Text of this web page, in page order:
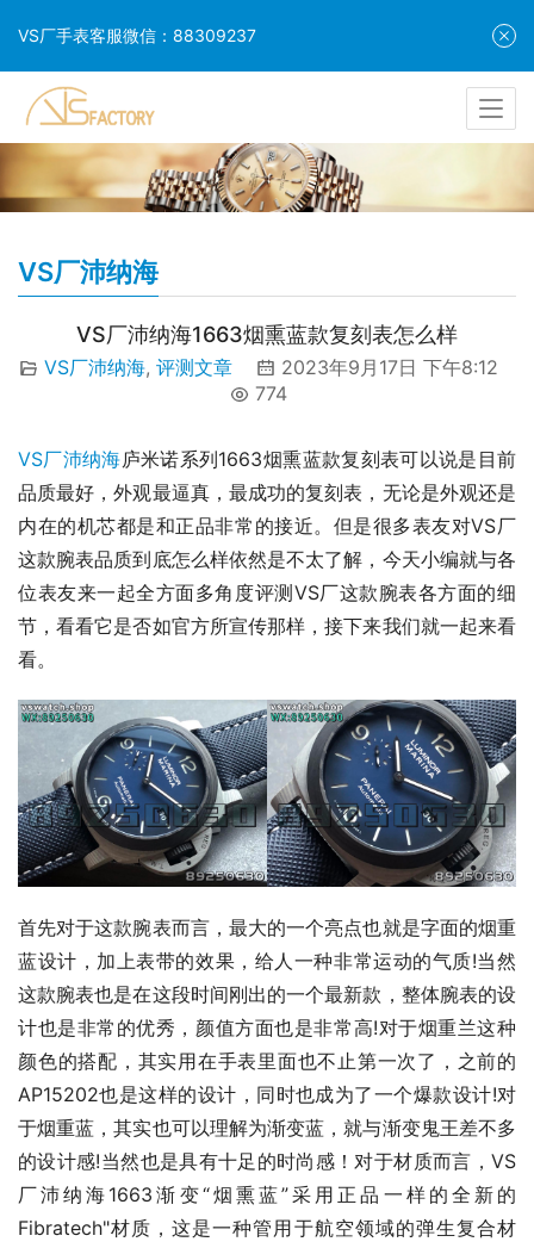
VS厂沛纳海
VS厂沛纳海1663烟熏蓝款复刻表怎么样
VS厂沛纳海, 评测文章
2023年9月17日 下午8:12
774
VS厂沛纳海庐米诺系列1663烟熏蓝款复刻表可以说是目前
品质最好，外观最逼真，最成功的复刻表，无论是外观还是
内在的机芯都是和正品非常的接近。但是很多表友对VS厂
这款腕表品质到底怎么样依然是不太了解，今天小编就与各
位表友来一起全方面多角度评测VS厂这款腕表各方面的细
节，看看它是否如官方所宣传那样，接下来我们就一起来看
看。
首先对于这款腕表而言，最大的一个亮点也就是字面的烟重
蓝设计，加上表带的效果，给人一种非常运动的气质!当然
这款腕表也是在这段时间刚出的一个最新款，整体腕表的设
计也是非常的优秀，颜值方面也是非常高!对于烟重兰这种
颜色的搭配，其实用在手表里面也不止第一次了，之前的
AP15202也是这样的设计，同时也成为了一个爆款设计!对
于烟重蓝，其实也可以理解为渐变蓝，就与渐变鬼王差不多
的设计感!当然也是具有十足的时尚感！对于材质而言，VS
厂沛纳海1663渐变“烟熏蓝”采用正品一样的全新的
Fibratech"材质，这是一种管用于航空领域的弹生复合材
VS厂手表客服微信：88309237